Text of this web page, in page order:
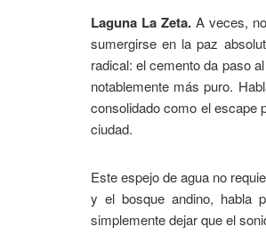
Laguna La Zeta. A veces,
sumergirse en la paz
radical: el cemento da paso
notablemente más puro.
consolidado como el escape
ciudad.
Este espejo de agua no
y el bosque andino,
simplemente dejar que el